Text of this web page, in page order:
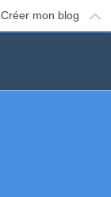
Créer mon blog